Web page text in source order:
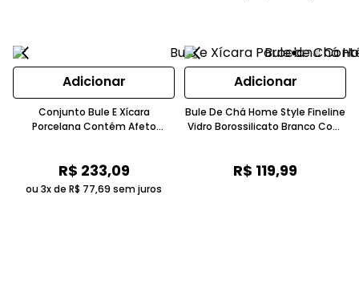
Adicionar
Conjunto Bule E Xícara
Porcelana Contém Afeto
R$ 233,09
ou 3x de R$ 77,69 sem juros
Adicionar
Bule De Chá Home Style Fineline
Vidro Borossilicato Branco Com
R$ 119,99